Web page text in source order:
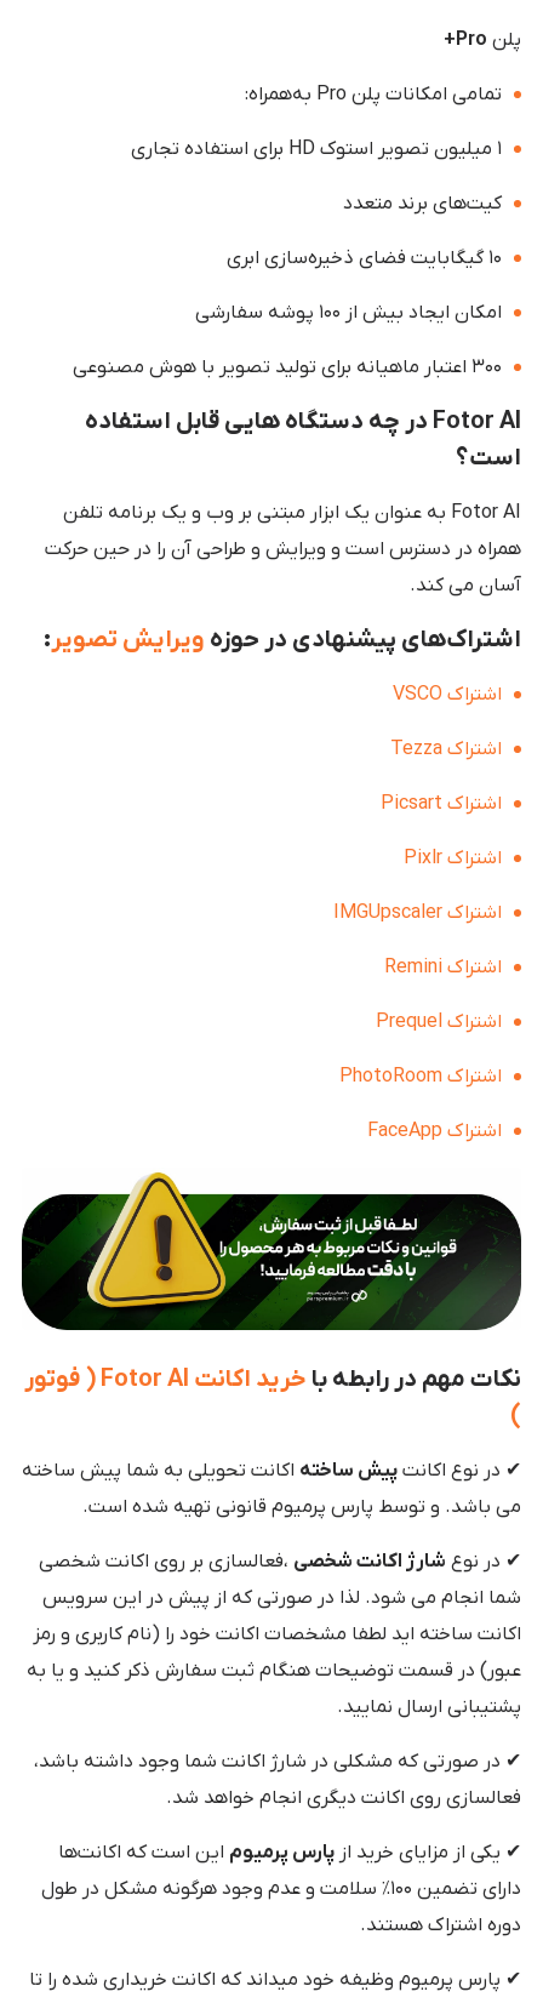
پلن Pro+
تمامی امکانات پلن Pro به‌همراه:
۱ میلیون تصویر استوک HD برای استفاده تجاری
کیت‌های برند متعدد
۱۰ گیگابایت فضای ذخیره‌سازی ابری
امکان ایجاد بیش از ۱۰۰ پوشه سفارشی
۳۰۰ اعتبار ماهیانه برای تولید تصویر با هوش مصنوعی
Fotor AI در چه دستگاه هایی قابل استفاده
است؟
Fotor AI به عنوان یک ابزار مبتنی بر وب و یک برنامه تلفن
همراه در دسترس است و ویرایش و طراحی آن را در حین حرکت
آسان می کند.
اشتراک‌های پیشنهادی در حوزه ویرایش تصویر:
اشتراک VSCO
اشتراک Tezza
اشتراک Picsart
اشتراک Pixlr
اشتراک IMGUpscaler
اشتراک Remini
اشتراک Prequel
اشتراک PhotoRoom
اشتراک FaceApp
نکات مهم در رابطه با
خرید اکانت Fotor AI ( فوتور
)
✔ در نوع اکانت پیش ساخته اکانت تحویلی به شما پیش ساخته
می باشد. و توسط پارس پرمیوم قانونی تهیه شده است.
✔ در نوع شارژ اکانت شخصی ،فعالسازی بر روی اکانت شخصی
شما انجام می شود. لذا در صورتی که از پیش در این سرویس
اکانت ساخته اید لطفا مشخصات اکانت خود را (نام کاربری و رمز
عبور) در قسمت توضیحات هنگام ثبت سفارش ذکر کنید و یا به
پشتیبانی ارسال نمایید.
✔ در صورتی که مشکلی در شارژ اکانت شما وجود داشته باشد،
فعالسازی روی اکانت دیگری انجام خواهد شد.
✔ یکی از مزایای خرید از پارس پرمیوم این است که اکانت‌ها
دارای تضمین ۱۰۰٪ سلامت و عدم وجود هرگونه مشکل در طول
دوره اشتراک هستند.
✔ پارس پرمیوم وظیفه خود میداند که اکانت خریداری شده را تا